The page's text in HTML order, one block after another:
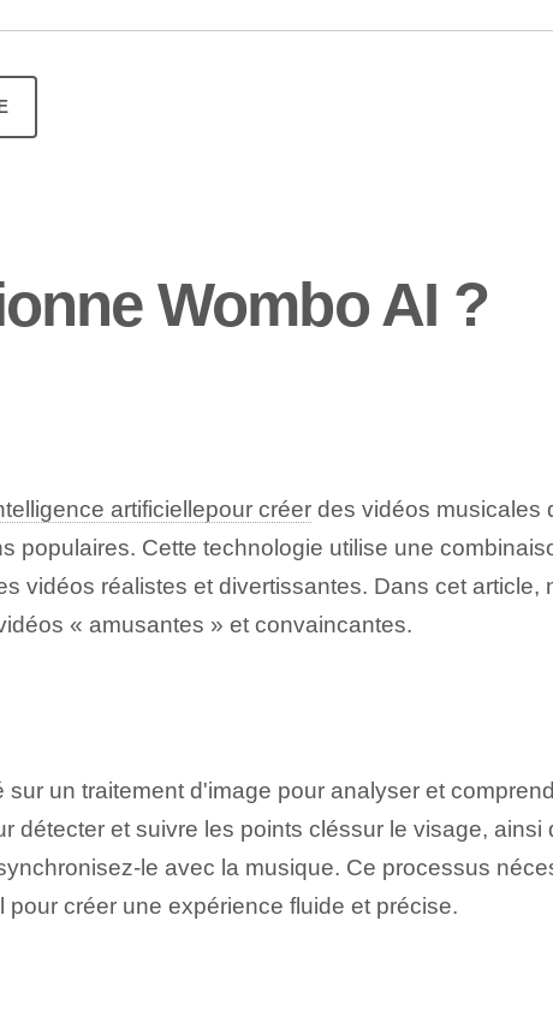
Wombo AI ?
artificiellepour créerdes vidéos musicales
populaires. Cette technologie utilise une
vidéos réalistes et divertissantes. Dans cet
« amusantes⁢ » et convaincantes.
un traitement d'image pour analyser et
détecter et suivre les points clés⁢sur le visage,
le avec la musique. ​Ce processus
créer une expérience fluide et précise.